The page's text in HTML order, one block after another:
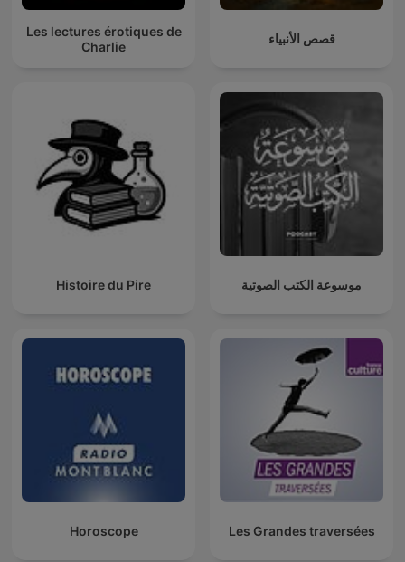
Les lectures érotiques de
Charlie
قصص الأنبياء
Histoire du Pire موسوعة الكتب الصوتية
Horoscope Les Grandes traversées